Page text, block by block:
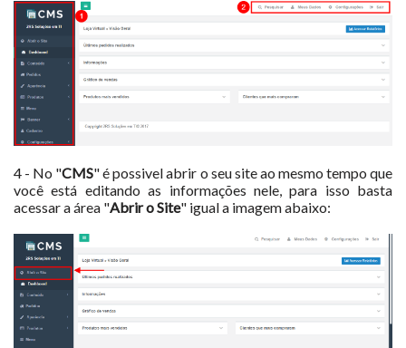
4 - No "CMS" é possivel abrir o seu site ao mesmo tempo que
você está editando as informações nele, para isso basta
acessar a área "Abrir o Site" igual a imagem abaixo: